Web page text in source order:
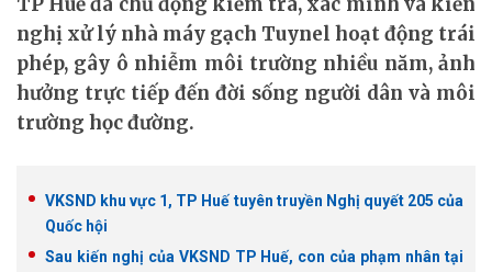
nghị xử lý nhà máy gạch Tuynel hoạt động trái
phép, gây ô nhiễm môi trường nhiều năm, ảnh
hưởng trực tiếp đến đời sống người dân và môi
trường học đường.
VKSND khu vực 1, TP Huế tuyên truyền Nghị quyết 205 của
Quốc hội
Sau kiến nghị của VKSND TP Huế, con của phạm nhân tại